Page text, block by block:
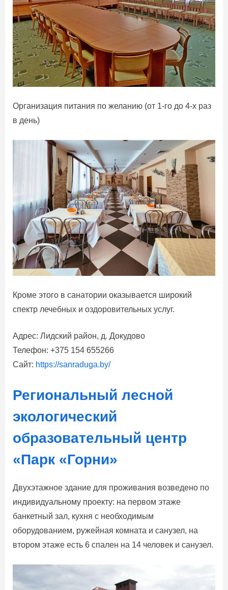
Организация питания по желанию (от 1-го до 4-х раз
в день)
Кроме этого в санатории оказывается широкий
спектр лечебных и оздоровительных услуг.
Адрес: Лидский район, д. Докудово
Телефон: +375 154 655266
Сайт: https://sanraduga.by/
Региональный лесной
экологический
образовательный центр
«Парк «Горни»
Двухэтажное здание для проживания возведено по
индивидуальному проекту: на первом этаже
банкетный зал, кухня с необходимым
оборудованием, ружейная комната и санузел, на
втором этаже есть 6 спален на 14 человек и санузел.